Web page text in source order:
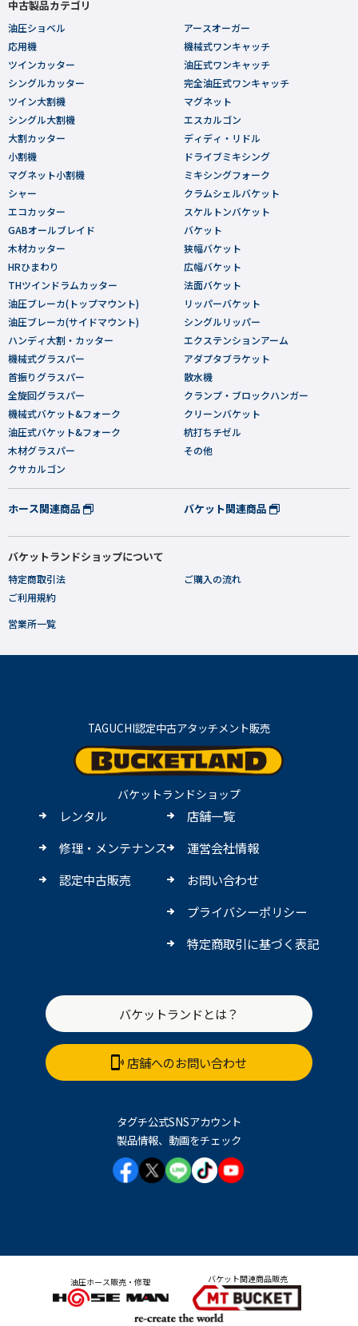
中古製品カテゴリ
油圧ショベル
応用機
ツインカッター
シングルカッター
ツイン大割機
シングル大割機
大割カッター
小割機
マグネット小割機
シャー
エコカッター
GABオールブレイド
木材カッター
HRひまわり
THツインドラムカッター
油圧ブレーカ(トップマウント)
油圧ブレーカ(サイドマウント)
ハンディ大割・カッター
機械式グラスパー
首振りグラスパー
全旋回グラスパー
機械式バケット&フォーク
油圧式バケット&フォーク
木材グラスパー
クサカルゴン
アースオーガー
機械式ワンキャッチ
油圧式ワンキャッチ
完全油圧式ワンキャッチ
マグネット
エスカルゴン
ディディ・リドル
ドライブミキシング
ミキシングフォーク
クラムシェルバケット
スケルトンバケット
バケット
狭幅バケット
広幅バケット
法面バケット
リッパーバケット
シングルリッパー
エクステンションアーム
アダプタブラケット
散水機
クランプ・ブロックハンガー
クリーンバケット
杭打ちチゼル
その他
ホース関連商品 バケット関連商品
バケットランドショップについて
特定商取引法
ご利用規約
ご購入の流れ
営業所一覧
TAGUCHI認定中古アタッチメント販売
バケットランドショップ
レンタル
修理・メンテナンス
認定中古販売
店舗一覧
運営会社情報
お問い合わせ
プライバシーポリシー
特定商取引に基づく表記
バケットランドとは？
店舗へのお問い合わせ
タグチ公式SNSアカウント
製品情報、動画をチェック
油圧ホース販売・修理 バケット関連商品販売